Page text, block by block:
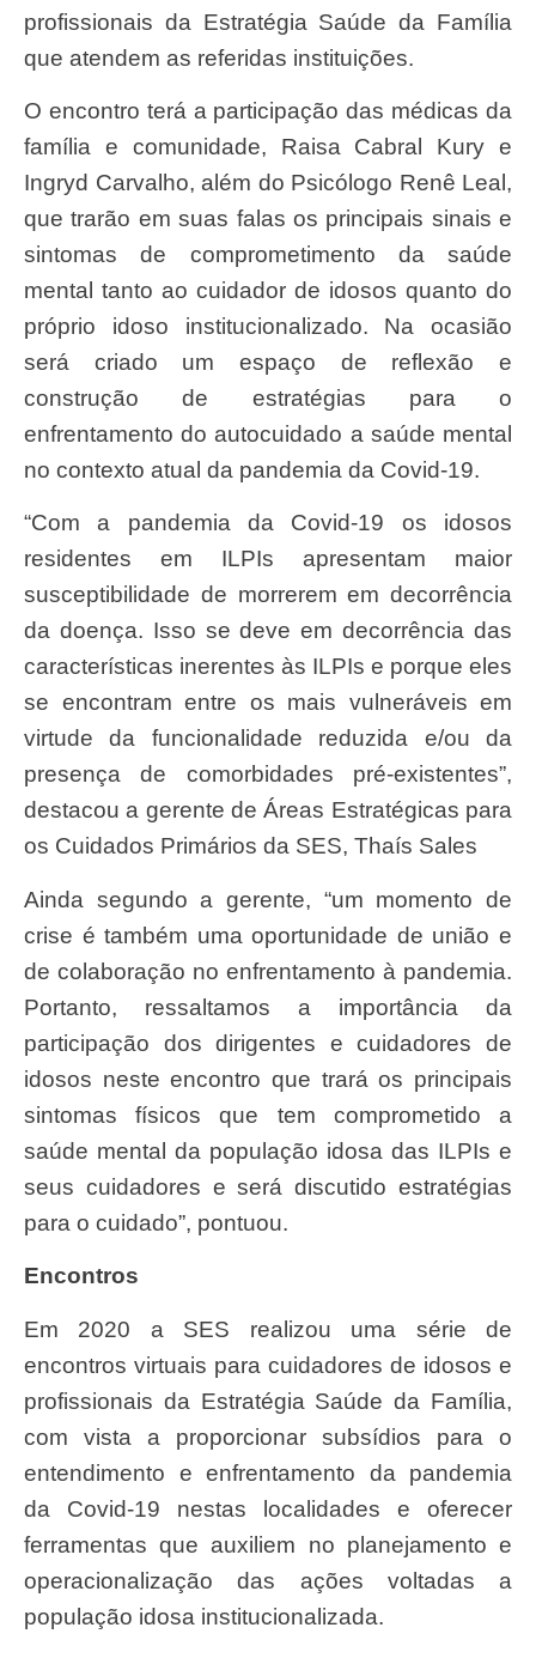
profissionais da Estratégia Saúde da Família
que atendem as referidas instituições.
O encontro terá a participação das médicas da
família e comunidade, Raisa Cabral Kury e
Ingryd Carvalho, além do Psicólogo Renê Leal,
que trarão em suas falas os principais sinais e
sintomas de comprometimento da saúde
mental tanto ao cuidador de idosos quanto do
próprio idoso institucionalizado. Na ocasião
será criado um espaço de reflexão e
construção de estratégias para o
enfrentamento do autocuidado a saúde mental
no contexto atual da pandemia da Covid-19.
“Com a pandemia da Covid-19 os idosos
residentes em ILPIs apresentam maior
susceptibilidade de morrerem em decorrência
da doença. Isso se deve em decorrência das
características inerentes às ILPIs e porque eles
se encontram entre os mais vulneráveis em
virtude da funcionalidade reduzida e/ou da
presença de comorbidades pré-existentes”,
destacou a gerente de Áreas Estratégicas para
os Cuidados Primários da SES, Thaís Sales
Ainda segundo a gerente, “um momento de
crise é também uma oportunidade de união e
de colaboração no enfrentamento à pandemia.
Portanto, ressaltamos a importância da
participação dos dirigentes e cuidadores de
idosos neste encontro que trará os principais
sintomas físicos que tem comprometido a
saúde mental da população idosa das ILPIs e
seus cuidadores e será discutido estratégias
para o cuidado”, pontuou.
Encontros
Em 2020 a SES realizou uma série de
encontros virtuais para cuidadores de idosos e
profissionais da Estratégia Saúde da Família,
com vista a proporcionar subsídios para o
entendimento e enfrentamento da pandemia
da Covid-19 nestas localidades e oferecer
ferramentas que auxiliem no planejamento e
operacionalização das ações voltadas a
população idosa institucionalizada.